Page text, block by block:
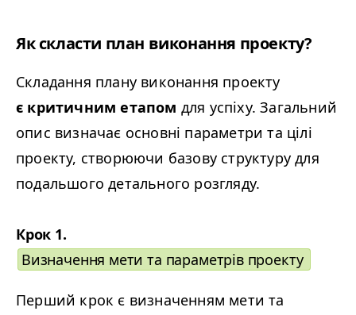
Як скласти план виконання проекту?
Складання плану виконання проекту
є критичним етапом для успіху. Загальний
опис визначає основні параметри та цілі
проекту, створюючи базову структуру для
подальшого детального розгляду.
Крок 1.
Визначення мети та параметрів проекту
Перший крок є визначенням мети та